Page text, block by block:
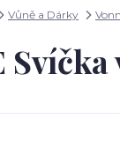
Vůně a Dárky